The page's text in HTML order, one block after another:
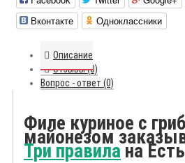
Вконтакте
Одноклассники
Описание
Отзывы (0)
Вопрос - ответ (0)
Филе куриное с
майонезом
Три правилана